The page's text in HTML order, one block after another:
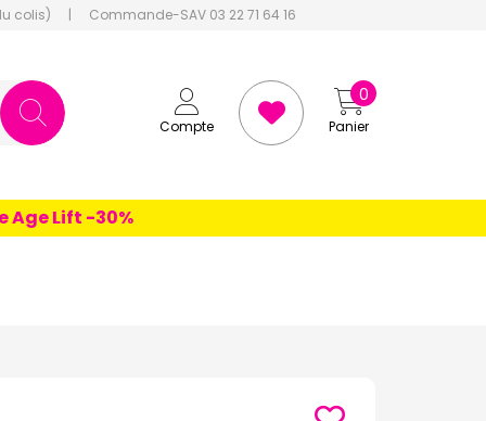
colis) | Commande-SAV 03 22 71 64 16
Compte Panier
0
Lift -30%